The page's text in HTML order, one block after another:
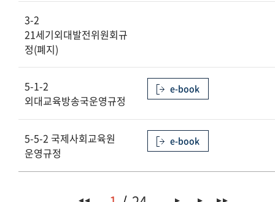
3-2
21세기외대발전위원회규
정(폐지)
5-1-2
외대교육방송국운영규정
e-book
5-5-2 국제사회교육원
운영규정
e-book